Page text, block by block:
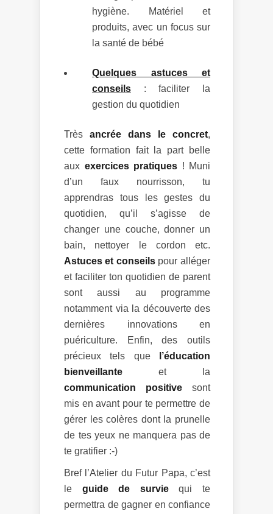
hygiène. Matériel et
produits, avec un focus sur
la santé de bébé
Quelques astuces et
conseils
: faciliter la
gestion du quotidien
Très ancrée dans le concret,
cette formation fait la part belle
aux exercices pratiques ! Muni
d’un faux nourrisson, tu
apprendras tous les gestes du
quotidien, qu’il s’agisse de
changer une couche, donner un
bain, nettoyer le cordon etc.
Astuces et conseilspour alléger
et faciliter ton quotidien de parent
sont aussi au programme
notamment via la découverte des
dernières innovations en
puériculture. Enfin, des outils
précieux tels que
l’éducation
bienveillante et la
communication positive sont
mis en avant pour te permettre de
gérer les colères dont la prunelle
de tes yeux ne manquera pas de
te gratifier :-)
Bref l’Atelier du Futur Papa, c’est
le guide de surviequi te
permettra de gagner en confiance